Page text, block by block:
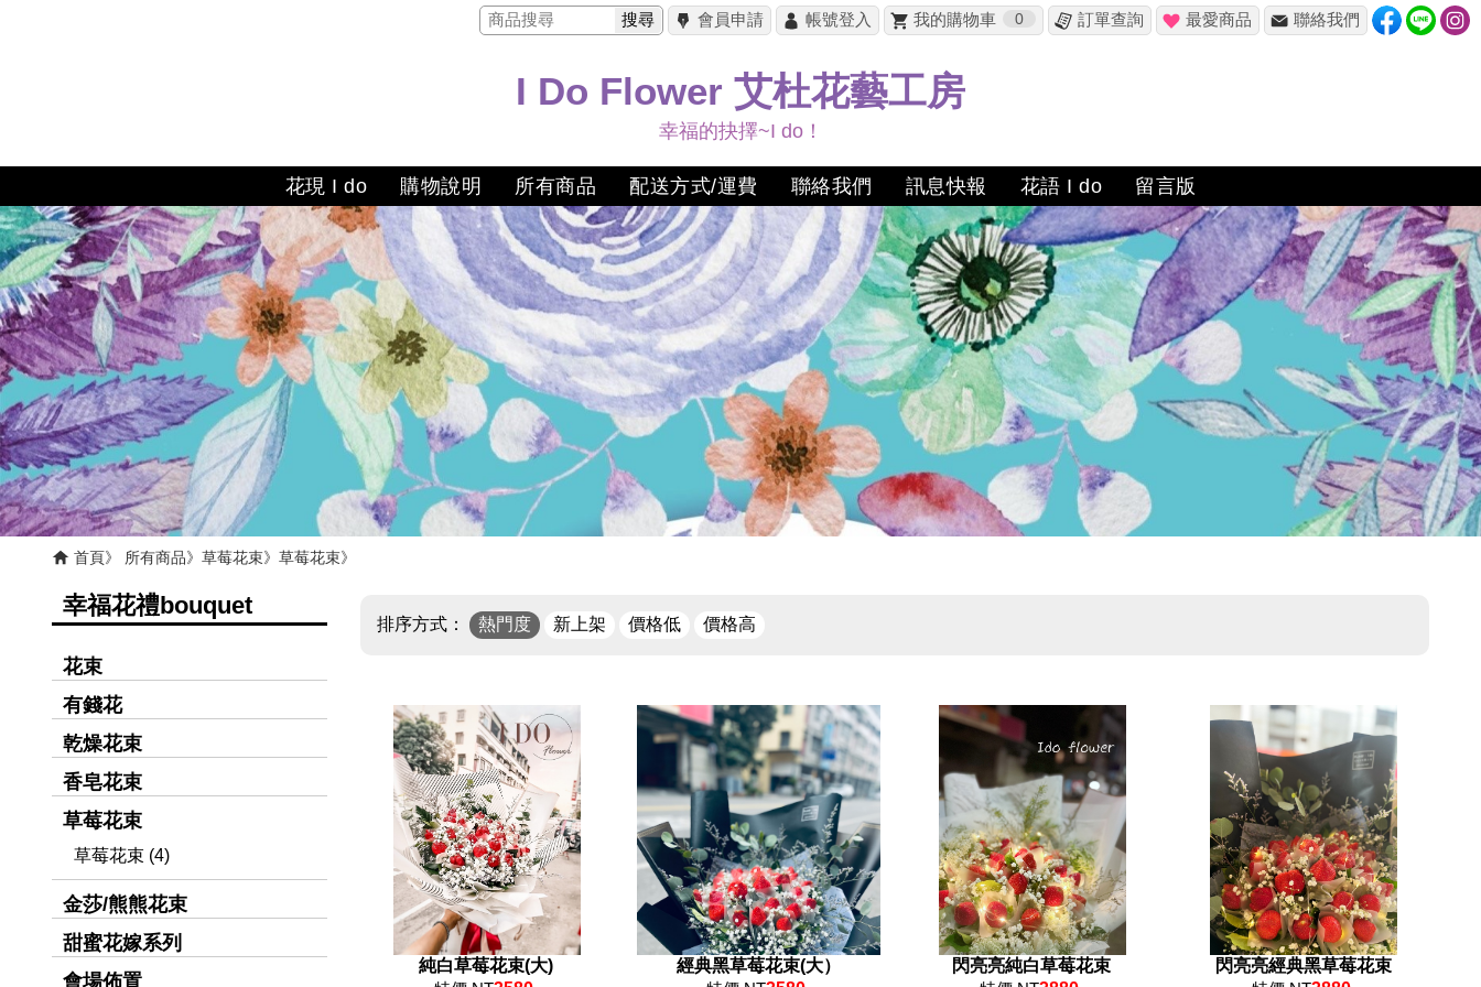
搜尋 會員申請 帳號登入 我的購物車 0 訂單查詢 最愛商品 聯絡我們
I Do Flower 艾杜花藝工房
幸福的抉擇~I do！
花現 I do 購物說明 所有商品 配送方式/運費 聯絡我們 訊息快報 花語 I do 留言版
首頁 所有商品 草莓花束 草莓花束
排序方式： 熱門度 新上架 價格低 價格高
純白草莓花束(大)
經典黑草莓花束(大）
閃亮亮純白草莓花束
閃亮亮經典黑草莓花束
幸福花禮bouquet
花束
有錢花
乾燥花束
香皂花束
草莓花束
草莓花束 (4)
金莎/熊熊花束
甜蜜花嫁系列
會場佈置